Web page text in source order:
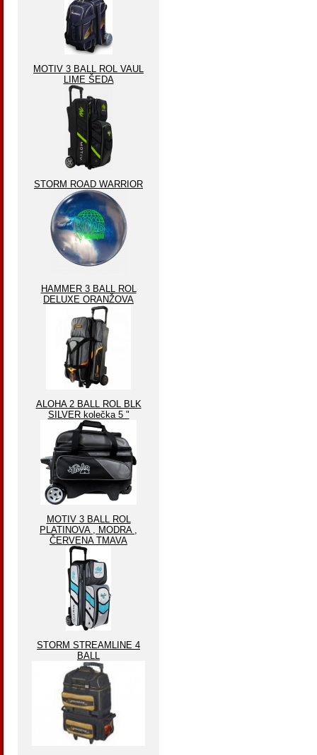
MOTIV 3 BALL ROL VAUL
LIME ŠEDA
STORM ROAD WARRIOR
HAMMER 3 BALL ROL
DELUXE ORANŽOVA
ALOHA 2 BALL ROL BLK
SILVER kolečka 5 "
MOTIV 3 BALL ROL
PLATINOVA , MODRA ,
ČERVENA TMAVA
STORM STREAMLINE 4
BALL